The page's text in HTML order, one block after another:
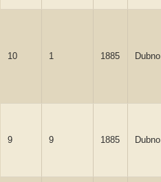
10 1 1885 Dubno
9 9 1885 Dubno